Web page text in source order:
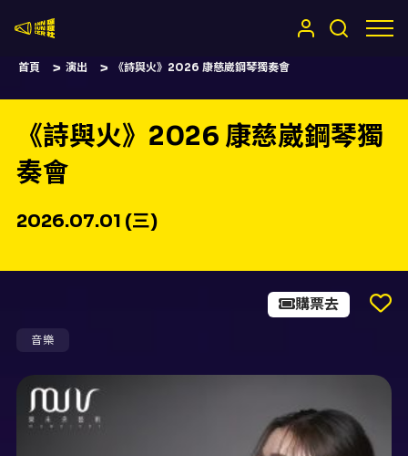
首頁 演出 《詩與火》2026 康慈崴鋼琴獨奏會
《詩與火》2026 康慈崴鋼琴獨
奏會
2026.07.01 (三)
音樂
購票去